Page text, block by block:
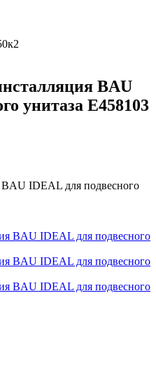
BAU
унитаза E458103
BAU IDEAL для подвесного